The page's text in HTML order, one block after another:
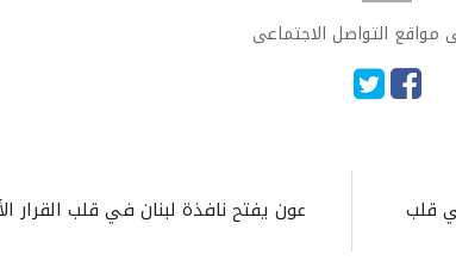
مواقع التواصل الاجتماعى
قلب
عون يفتح نافذة لبنان في قلب القرار